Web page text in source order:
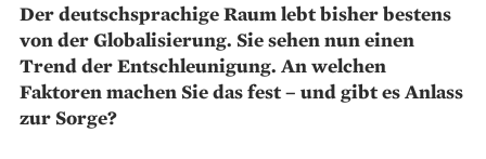
Der deutschsprachige Raum lebt bisher bestens
von der Globalisierung. Sie sehen nun einen
Trend der Entschleunigung. An welchen
Faktoren machen Sie das fest – und gibt es Anlass
zur Sorge?